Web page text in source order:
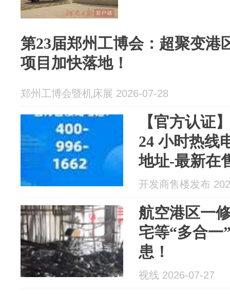
第23届郑州工博会：超聚变港
项目加快落地！
郑州工博会暨机床展 2026-07-28
【官方认证
24 小时热线
地址-最新在
周边配套设
约
开发商售楼发布
航空港区一
宅等“多合一
患！
视线 2026-07-27